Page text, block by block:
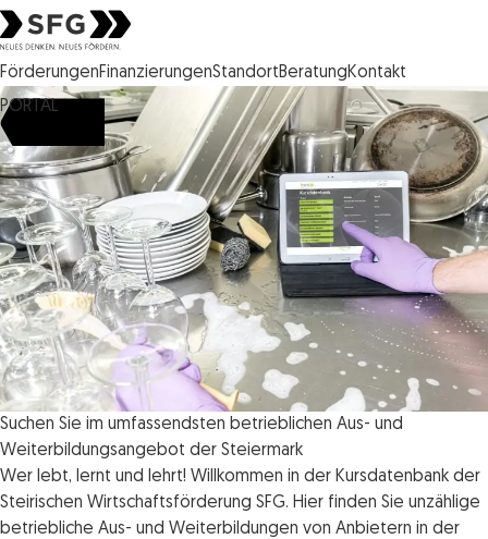
Steirische Wirtschaftsförderungsgesellschaft mbH SFG Logo
FörderungenFinanzierungenStandortBeratungKontakt
PORTAL
Suchen Sie im umfassendsten betrieblichen Aus- und
Weiterbildungsangebot der Steiermark
Wer lebt, lernt und lehrt! Willkommen in der Kursdatenbank der
Steirischen Wirtschaftsförderung SFG. Hier finden Sie unzählige
betriebliche Aus- und Weiterbildungen von Anbietern in der